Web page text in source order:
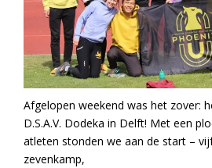
Afgelopen weekend was het zover:
D.S.A.V. Dodeka in Delft! Met een
atleten stonden we aan de start –
zevenkamp,